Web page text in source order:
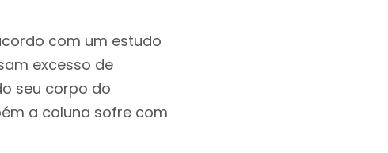
com um estudo
excesso de
seu corpo do
a coluna sofre com